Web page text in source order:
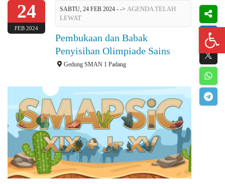
24
FEB 2024
SABTU, 24 FEB 2024 - -> AGENDA TELAH
LEWAT
Pembukaan dan Babak
Penyisihan Olimpiade Sains
Gedung SMAN 1 Padang